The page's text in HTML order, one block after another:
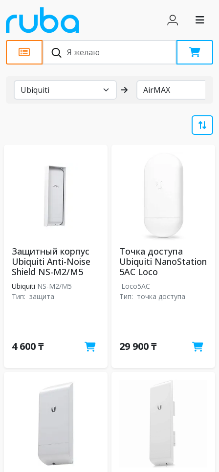
Бренды
Защитный корпус
Ubiquiti Anti-Noise
Shield NS-M2/M5
Ubiquiti NS-M2/M5
Тип: защита
4 600 ₸
Точка доступа
Ubiquiti NanoStation
5AC Loco
Loco5AC
Тип: точка доступа
29 900 ₸